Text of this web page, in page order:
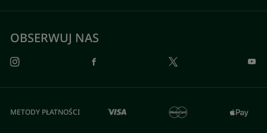
OBSERWUJ NAS
METODY PŁATNOŚCI